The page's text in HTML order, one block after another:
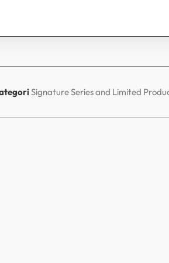
Signature Series and Limited